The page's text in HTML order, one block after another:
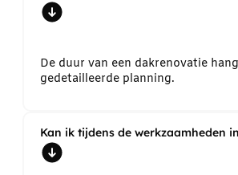
De duur van een dakrenovatie
gedetailleerde planning.
Kan ik tijdens de werkzaamheden